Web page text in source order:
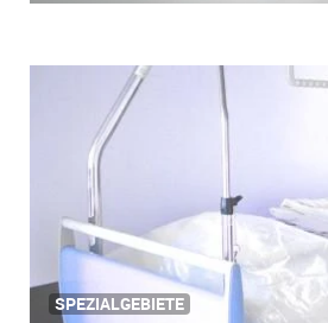
SPEZIALGEBIETE